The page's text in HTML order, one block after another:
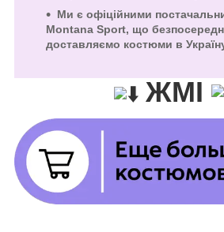
Ми є офіційними
Montana Sport, що
доставляємо костюми в
ЖМІ